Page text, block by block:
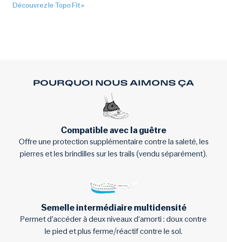
Découvrez le Topo Fit »
POURQUOI NOUS AIMONS ÇA
Compatible avec la guêtre
Offre une protection supplémentaire contre la saleté, les
pierres et les brindilles sur les trails (vendu séparément).
Semelle intermédiaire multidensité
Permet d'accéder à deux niveaux d'amorti : doux contre
le pied et plus ferme/réactif contre le sol.